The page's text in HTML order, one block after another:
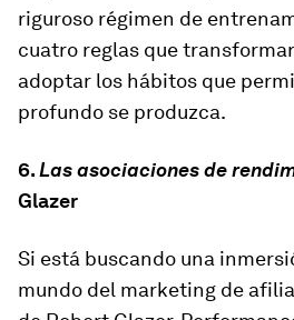
riguroso régimen de
cuatro reglas que
adoptar los hábitos que
profundo se produzca.
6.Las asociaciones de
Glazer
Si está buscando una
mundo del marketing de